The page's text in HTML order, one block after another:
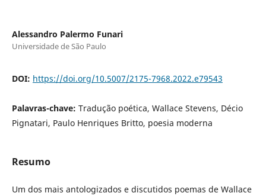
Alessandro Palermo Funari
Universidade de São Paulo
DOI: https://doi.org/10.5007/2175-7968.2022.e79543
Palavras-chave: Tradução poética, Wallace Stevens, Décio
Pignatari, Paulo Henriques Britto, poesia moderna
Resumo
Um dos mais antologizados e discutidos poemas de Wallace